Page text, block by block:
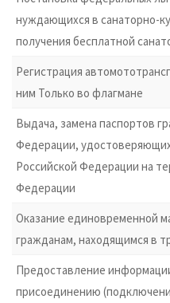
нуждающихся в санаторно-
получения бесплатной
Регистрация
ним Только во флагмане
Выдача, замена паспортов
Федерации,
Российской Федерации на
Федерации
Оказание единовременной
гражданам, находящимся в
Предоставление
присоединению